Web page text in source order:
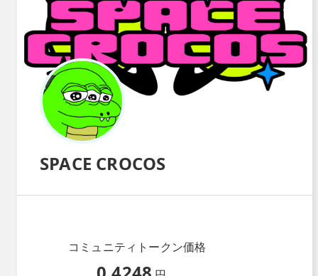
SPACE CROCOS
コミュニティトークン価格